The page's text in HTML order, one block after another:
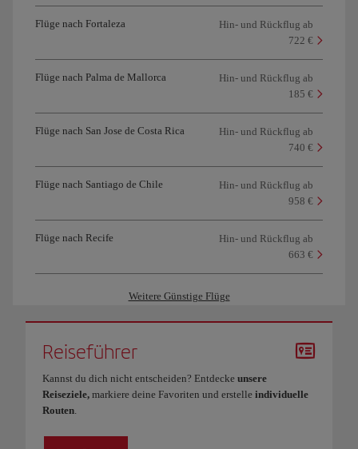
Flüge nach Fortaleza
Hin- und Rückflug ab
722 €
Flüge nach Palma de Mallorca
Hin- und Rückflug ab
185 €
Flüge nach San Jose de Costa Rica
Hin- und Rückflug ab
740 €
Flüge nach Santiago de Chile
Hin- und Rückflug ab
958 €
Flüge nach Recife
Hin- und Rückflug ab
663 €
Weitere Günstige Flüge
Reiseführer
Kannst du dich nicht entscheiden? Entdecke unsere
Reiseziele, markiere deine Favoriten und erstelle individuelle
Routen.